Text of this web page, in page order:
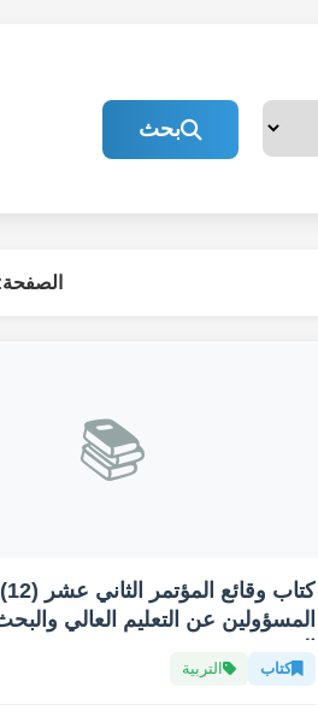
بحث
📚
المسؤولين عن التعليم العالي
كتاب التربية